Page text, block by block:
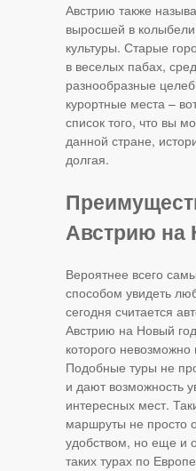
Австрию также
выросшей в
культуры. Старые
в веселых пабах,
разнообразные
курортные места –
список того, что вы
данной стране,
долгая.
Австрию на
Вероятнее всего
способом увидеть
сегодня считается
Австрию на Новый
которого
Подобные туры не
и дают возможность
интересных мест.
маршруты не просто
удобством, но еще и
таких турах по